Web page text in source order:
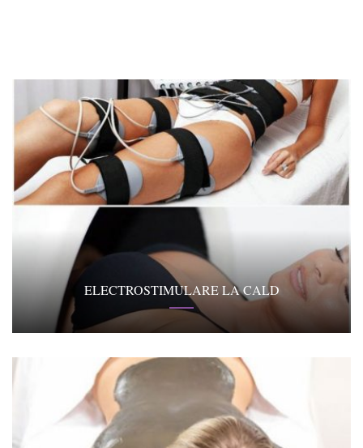
ELECTROSTIMULARE LA CALD